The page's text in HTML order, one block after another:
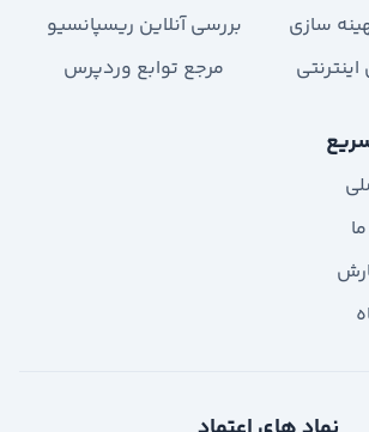
سازی
بررسی آنلاین ریسپانسیو
مرجع توابع وردپرس